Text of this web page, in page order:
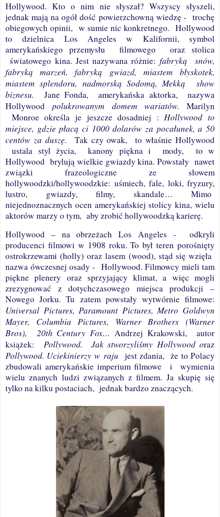
Hollywood. Kto o nim nie słyszał? Wszyscy słyszeli,
jednak mają na ogół dość powierzchowną wiedzę - trochę
obiegowych opinii, w sumie nic konkretnego. Hollywood
to dzielnica Los Angeles w Kalifornii, symbol
amerykańskiego przemysłu
filmowego
oraz stolica
światowego kina. Jest nazywana różnie: fabryką
snów,
fabryką marzeń, fabryką gwiazd, miastem błyskotek,
miastem splendoru, nadmorską Sodomą, Mekką
show
biznesu.
Jane Fonda, amerykańska aktorka,
nazywa
Hollywood polukrowanym domem wariatów. Marilyn
Monroe określa je jeszcze dosadniej :Hollywood to
miejsce, gdzie płacą ci 1000 dolarów za pocałunek, a 50
centów za duszę.
Tak czy owak, to właśnieHollywood
ustala styl życia,
kanony piękna i mody,
to w
Hollywood brylują wielkie gwiazdy kina. Powstały nawet
związki frazeologiczne ze słowem
hollywoodzki/hollywoodzkie: uśmiech, fale, loki, fryzury,
lustro, gwiazdy, filmy, skandale… Mimo
niejednoznacznych ocen amerykańskiej stolicy kina, wielu
aktorów marzy o tym, aby zrobić hollywoodzką karierę.
Hollywood – na obrzeżach Los Angeles -
odkryli
producenci filmowi w 1908 roku. To był teren porośnięty
ostrokrzewami (holly) oraz lasem (wood), stąd się wzięła
nazwa ówczesnej osady - Hollywood. Filmowcy mieli tam
piękne plenery oraz sprzyjający klimat, a więc mogli
zrezygnować z dotychczasowego miejsca produkcji –
Nowego Jorku.Tu zatem powstały wytwórnie filmowe:
Universal Pictures, Paramount Pictures, Metro Goldwyn
Mayer, Columbia Pictures, Warner Brothers (Warner
Bros),
20th Century Fox… Andrzej Krakowski,
autor
książek:
Pollywood. Jak stworzyliśmy Hollywood oraz
Pollywood. Uciekinierzy w raju jest zdania, że to Polacy
zbudowali amerykańskie imperium filmowe
i
wymienia
wielu znanych ludzi związanych z filmem. Ja skupię się
tylko na kilku postaciach, jednak bardzo znaczących.